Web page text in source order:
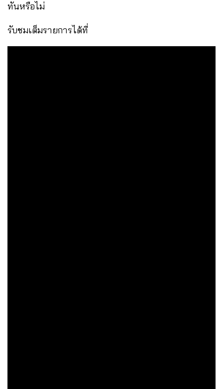
ทันหรือไม่
รับชมเต็มรายการได้ที่